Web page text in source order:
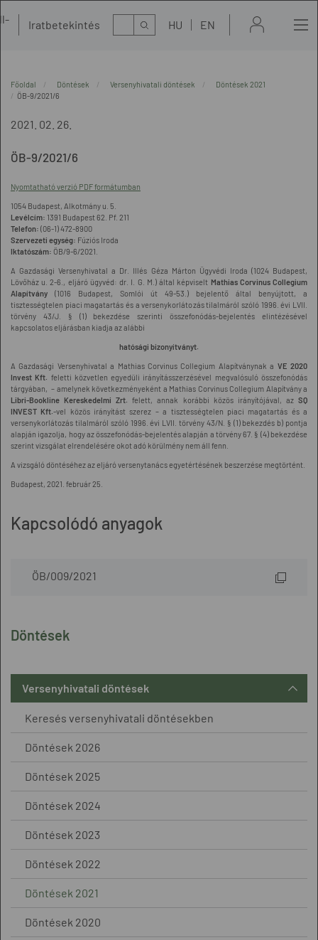
Iratbetekintés Kereső HU EN
Döntések
Versenyhivatali döntések
Keresés versenyhivatali döntésekben
Döntések 2026
Döntések 2025
Döntések 2024
Döntések 2023
Döntések 2022
Döntések 2021
Döntések 2020
Főoldal Döntések Versenyhivatali döntések
Döntések 2021
ÖB-9/2021/6
2021. 02. 26.
ÖB-9/2021/6
Nyomtatható verzió PDF formátumban
1054 Budapest, Alkotmány u. 5.
Levélcím: 1391 Budapest 62. Pf. 211
Telefon: (06-1) 472-8900
Szervezeti egység: Fúziós Iroda
Iktatószám: ÖB/9-6/2021.
A Gazdasági Versenyhivatal a Dr. Illés Géza Márton Ügyvédi Iroda (1024 Budapest,
Lövőház u. 2-6., eljáró ügyvéd: dr. I. G. M.) által képviselt Mathias Corvinus Collegium
Alapítvány (1016 Budapest, Somlói út 49-53.) bejelentő által benyújtott, a
tisztességtelen piaci magatartás és a versenykorlátozás tilalmáról szóló 1996. évi LVII.
törvény 43/J. § (1) bekezdése szerinti összefonódás-bejelentés elintézésével
kapcsolatos eljárásban kiadja az alábbi
hatósági bizonyítványt.
A Gazdasági Versenyhivatal a Mathias Corvinus Collegium Alapítványnak a VE 2020
Invest Kft. feletti közvetlen egyedüli irányításszerzésével megvalósuló összefonódás
tárgyában, – amelynek következményeként a Mathias Corvinus Collegium Alapítvány a
Libri-Bookline Kereskedelmi Zrt. felett, annak korábbi közös irányítójával, azSQ
INVEST Kft.-vel közös irányítást szerez – a tisztességtelen piaci magatartás és a
versenykorlátozás tilalmáról szóló 1996. évi LVII. törvény 43/N. § (1) bekezdés b) pontja
alapján igazolja, hogy az összefonódás-bejelentés alapján a törvény 67. § (4) bekezdése
szerint vizsgálat elrendelésére okot adó körülmény nem áll fenn.
A vizsgáló döntéséhez az eljáró versenytanács egyetértésének beszerzése megtörtént.
Budapest, 2021. február 25.
Kapcsolódó anyagok
ÖB/009/2021